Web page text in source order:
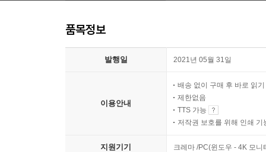
품목정보
발행일 2021년 05월 31일
이용안내
배송 없이 구매 후 바로 읽기
제한없음
TTS 가능
저작권 보호를 위해 인쇄 기
지원기기 크레마 /PC(윈도우 - 4K 모